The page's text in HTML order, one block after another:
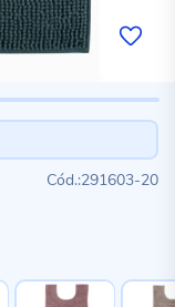
291603-20